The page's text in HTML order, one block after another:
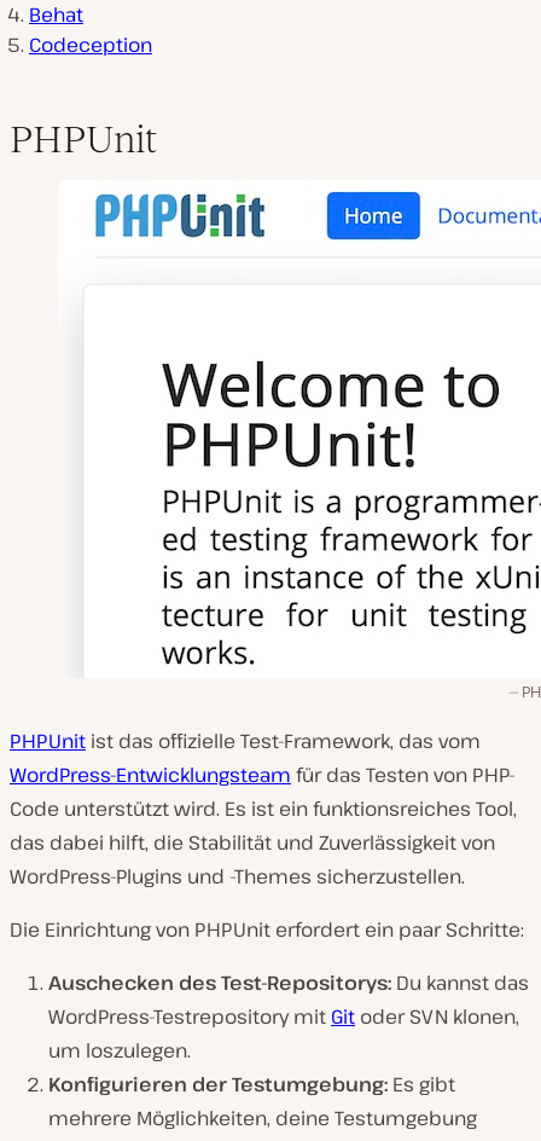
Behat
Codeception
PHPUnit
PHPUnit ist das offizielle Test-Framework, das vom
WordPress-Entwicklungsteam für das Testen von PHP-
Code unterstützt wird. Es ist ein funktionsreiches Tool,
das dabei hilft, die Stabilität und Zuverlässigkeit von
WordPress-Plugins und -Themes sicherzustellen.
Die Einrichtung von PHPUnit erfordert ein paar Schritte:
Auschecken des Test-Repositorys: Du kannst das
WordPress-Testrepository mit Git oder SVN klonen,
um loszulegen.
Konfigurieren der Testumgebung: Es gibt
mehrere Möglichkeiten, deine Testumgebung